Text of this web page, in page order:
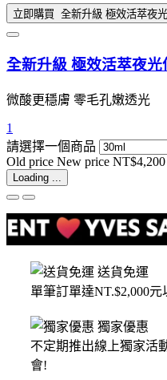
立即購買 全新升級 極效活萃夜
全新升級 極效活萃夜
微酸更穩膚 零毛孔嫩透光
1
請選擇一個商品
Old price New price NT$4,200
Loading ...
送貨免運
單筆訂單達NT.$2,000
獨家優惠
不定期推出線上獨家活
會!